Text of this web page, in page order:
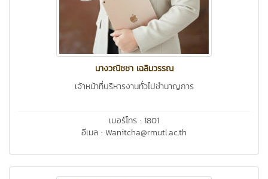
นางวณิชชา เฉลิมวรรณ
เจ้าหน้าที่บริหารงานทั่วไปชำนาญการ
เบอร์โทร : 1801
อีเมล : Wanitcha@rmutl.ac.th